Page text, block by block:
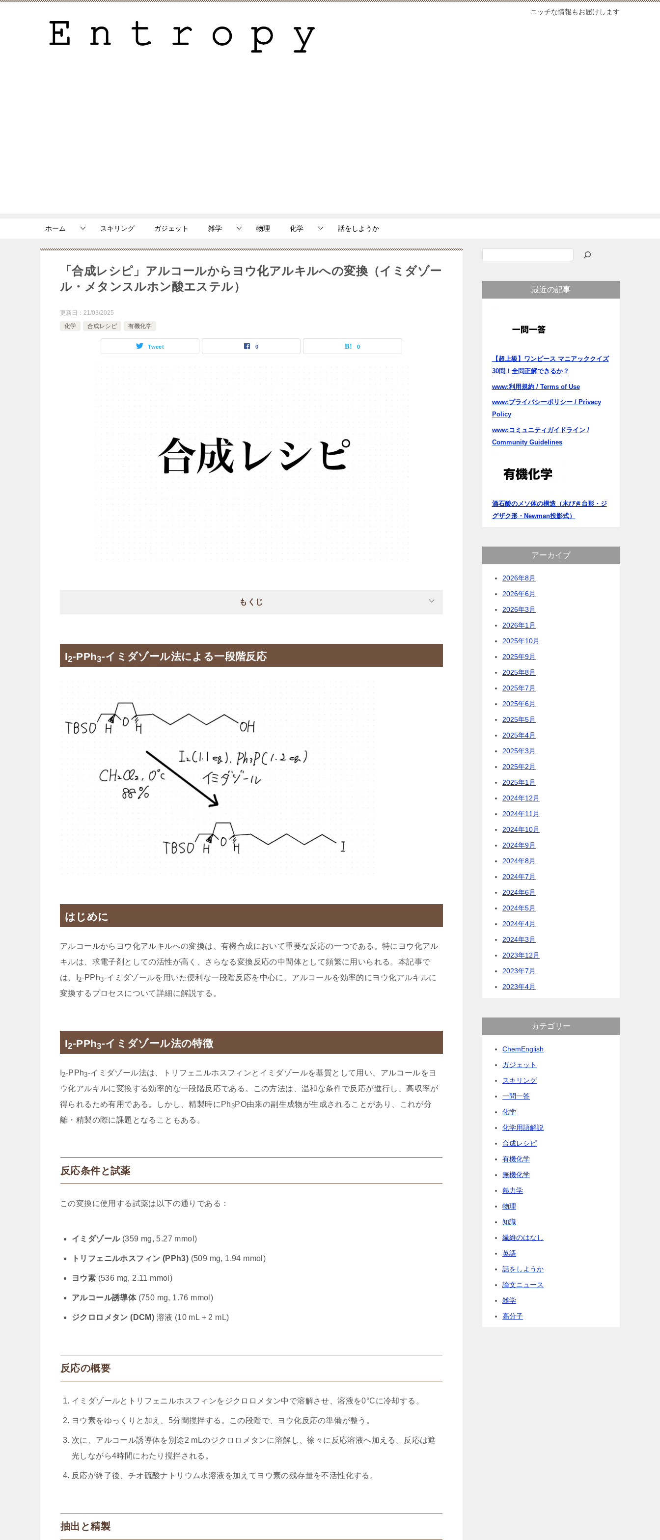
ニッチな情報もお届けします
ホーム スキリング ガジェット 雑学 物理 化学 話をしようか
「合成レシピ」アルコールからヨウ化アルキルへの変換（イミダゾー
ル・メタンスルホン酸エステル）
更新日： 21/03/2025
化学
合成レシピ 有機化学
Tweet 0 0
もくじ
I2-PPh3-イミダゾール法による一段階反応
はじめに
アルコールからヨウ化アルキルへの変換は、有機合成において重要な反応の一つである。特にヨウ化アル
キルは、求電子剤としての活性が高く、さらなる変換反応の中間体として頻繁に用いられる。本記事で
は、I 2-PPh3-イミダゾールを用いた便利な一段階反応を中心に、アルコールを効率的にヨウ化アルキルに
変換するプロセスについて詳細に解説する。
I2-PPh3-イミダゾール法の特徴
2-PPh3-イミダゾール法は、トリフェニルホスフィンとイミダゾールを基質として用い、アルコールをヨ
ウ化アルキルに変換する効率的な一段階反応である。この方法は、温和な条件で反応が進行し、高収率が
得られるため有用である。しかし、精製時にPh3PO由来の副生成物が生成されることがあり、これが分
離・精製の際に課題となることもある。
反応条件と試薬
この変換に使用する試薬は以下の通りである：
イミダゾール(359 mg, 5.27 mmol)
トリフェニルホスフィン (PPh3) (509 mg, 1.94 mmol)
ヨウ素 (536 mg, 2.11 mmol)
アルコール誘導体(750 mg, 1.76 mmol)
ジクロロメタン (DCM) 溶液 (10 mL + 2 mL)
反応の概要
イミダゾールとトリフェニルホスフィンをジクロロメタン中で溶解させ、溶液を0°Cに冷却する。
ヨウ素をゆっくりと加え、5分間撹拌する。この段階で、ヨウ化反応の準備が整う。
次に、アルコール誘導体を別途2 mLのジクロロメタンに溶解し、徐々に反応溶液へ加える。反応は遮
光しながら4時間にわたり撹拌される。
反応が終了後、チオ硫酸ナトリウム水溶液を加えてヨウ素の残存量を不活性化する。
抽出と精製
最近の記事
【超上級】ワンピース マニアッククイズ
30問！全問正解できるか？
www:利用規約 / Terms of Use
www:プライバシーポリシー / Privacy
Policy
www:コミュニティガイドライン /
Community Guidelines
酒石酸のメソ体の構造（木びき台形・ジ
グザク形・Newman投影式）
アーカイブ
2026年8月
2026年6月
2026年3月
2026年1月
2025年10月
2025年9月
2025年8月
2025年7月
2025年6月
2025年5月
2025年4月
2025年3月
2025年2月
2025年1月
2024年12月
2024年11月
2024年10月
2024年9月
2024年8月
2024年7月
2024年6月
2024年5月
2024年4月
2024年3月
2023年12月
2023年7月
2023年4月
カテゴリー
ChemEnglish
ガジェット
スキリング
一問一答
化学
化学用語解説
合成レシピ
有機化学
無機化学
熱力学
物理
知識
繊維のはなし
英語
話をしようか
論文ニュース
雑学
高分子